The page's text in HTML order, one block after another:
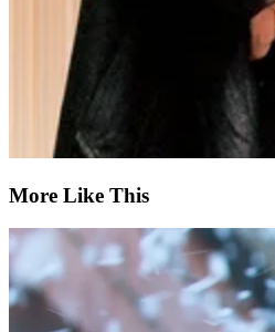
More Like This